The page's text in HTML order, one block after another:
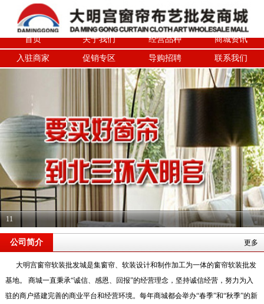
首页 关于我们 经营品种 商城资讯
入驻商家 促销专区 导购招聘 联系我们
11
公司简介 更多
大明宫窗帘软装批发城是集窗帘、软装设计和制作加工为一体的窗帘软装批发
基地。 商城一直秉承“诚信、感恩、回报”的经营理念，坚持诚信经营，努力为入
驻的商户搭建完善的商业平台和经营环境。每年商城都会举办“春季”和“秋季”的新